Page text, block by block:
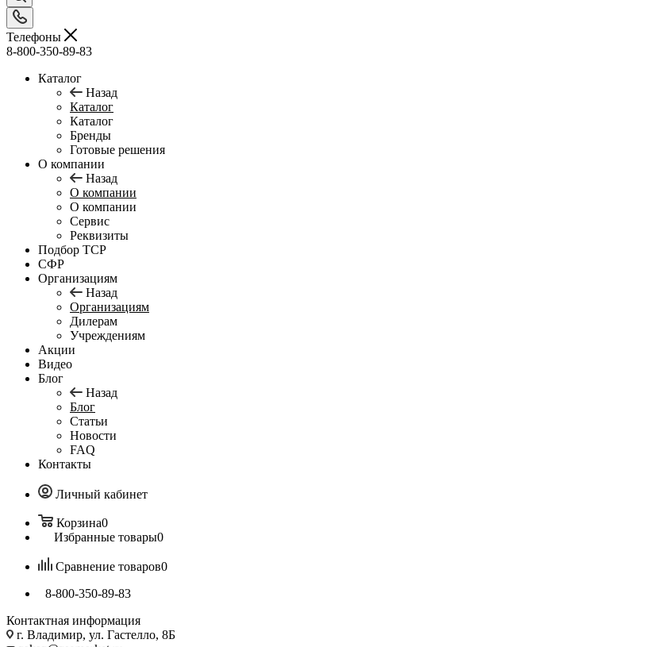
Телефоны
8-800-350-89-83
Каталог
Назад
Каталог
Каталог
Бренды
Готовые решения
О компании
Назад
О компании
О компании
Сервис
Реквизиты
Подбор ТСР
СФР
Организациям
Назад
Организациям
Дилерам
Учреждениям
Акции
Видео
Блог
Назад
Блог
Статьи
Новости
FAQ
Контакты
Личный кабинет
Корзина0
Избранные товары0
Сравнение товаров0
8-800-350-89-83
Контактная информация
г. Владимир, ул. Гастелло, 8Б